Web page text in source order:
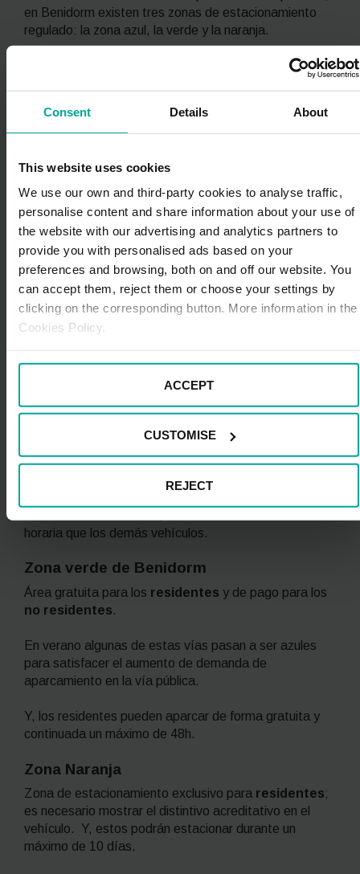
Consent Details About
This website uses cookies
We use our own and third-party cookies to analyse traffic,
personalise content and share information about your use of
the website with our advertising and analytics partners to
provide you with personalised ads based on your
preferences and browsing, both on and off our website. You
can accept them, reject them or choose your settings by
clicking on the corresponding button. More information in the
Cookies Policy.
ACCEPT
CUSTOMISE
REJECT
en Benidorm existen tres zonas de estacionamiento
regulado: la zona azul, la verde y la naranja.
Área destinada a la alta rotación de vehículos.
9h a 14h; y, domingos y festivos el aparcamiento es
Sin embargo en verano, es decir,del 1 de junio al 30
de septiembre,el horario se amplía ligeramente
pasando a terminar de lunes a viernes a las 21h.
Además, durante este periodo, ciertas calles de la
playa de Levante (C/Ibiza, Lepanto, Gerona, Av. de
Cuenca y C/Mallorca) y de Poniente (Av. Vicente Llorca
y Av. de Xixó) también pasan a ser zona azul.
Losresidentestienen un tratamiento especial de
como A y B. Para ellos, en estas zonas, el horario es
de lunes a viernes de 10h a 13h; sábados de 10h a
13h; y domingos y festivos gratis.
horaria que los demás vehículos.
Zona verde de Benidorm
Área gratuita para los residentes y de pago para los
no residentes.
En verano algunas de estas vías pasan a ser azules
para satisfacer el aumento de demanda de
aparcamiento en la vía pública.
Y, los residentes pueden aparcar de forma gratuita y
continuada un máximo de 48h.
Zona Naranja
Zona de estacionamiento exclusivo para residentes;
es necesario mostrar el distintivo acreditativo en el
vehículo. Y, estos podrán estacionar durante un
máximo de 10 días.